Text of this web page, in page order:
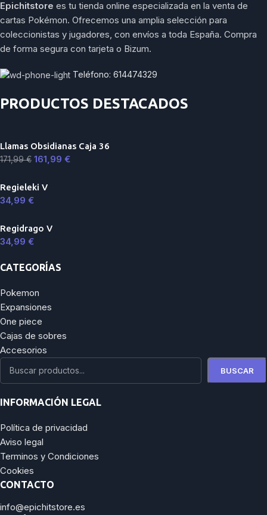
Epichitstore es tu tienda online especializada en la venta de
cartas Pokémon. Ofrecemos una amplia selección para
coleccionistas y jugadores, con envíos a toda España. Compra
de forma segura con tarjeta o Bizum.
Teléfono: 614474329
PRODUCTOS DESTACADOS
Llamas Obsidianas Caja 36
171,99€ 161,99 €
Regieleki V
34,99 €
Regidrago V
34,99 €
CATEGORÍAS
Pokemon
Expansiones
One piece
Cajas de sobres
Accesorios
BUSCAR
INFORMACIÓN LEGAL
Política de privacidad
Aviso legal
Terminos y Condiciones
Cookies
CONTACTO
info@epichitstore.es